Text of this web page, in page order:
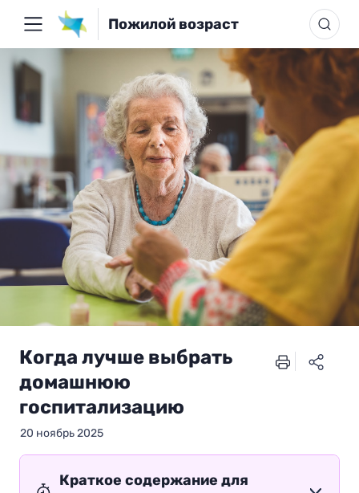
Пожилой возраст
Когда лучше выбрать
домашнюю
госпитализацию
20 ноябрь 2025
Краткое содержание для